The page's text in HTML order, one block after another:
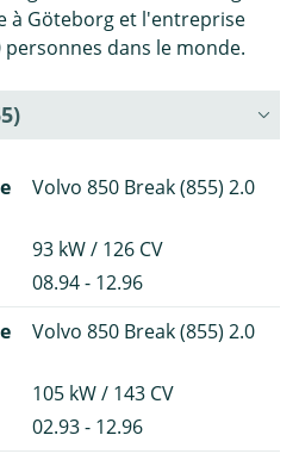
à Göteborg et l'entreprise
dans le monde.
Volvo 850 Break (855) 2.0
93 kW / 126 CV
08.94 - 12.96
Volvo 850 Break (855) 2.0
105 kW / 143 CV
02.93 - 12.96